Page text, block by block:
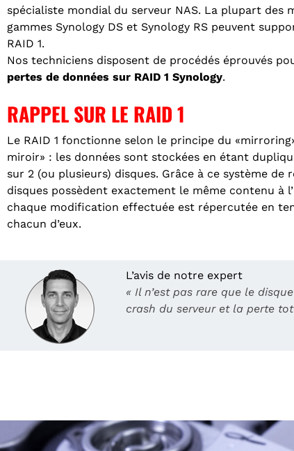
spécialiste mondial du serveur NAS. La plupart des
gammes Synology DS et Synology RS peuvent
RAID 1.
Nos techniciens disposent de procédés éprouvés
pertes de données sur RAID 1 Synology.
RAPPEL SUR LE RAID 1
Le RAID 1 fonctionne selon le principe du
miroir» : les données sont stockées en étant
sur 2 (ou plusieurs) disques. Grâce à ce système de
disques possèdent exactement le même contenu à
chaque modification effectuée est répercutée en
chacun d’eux.
L’avis de notre expert
« Il n’est pas rare que le
crash du serveur et la perte